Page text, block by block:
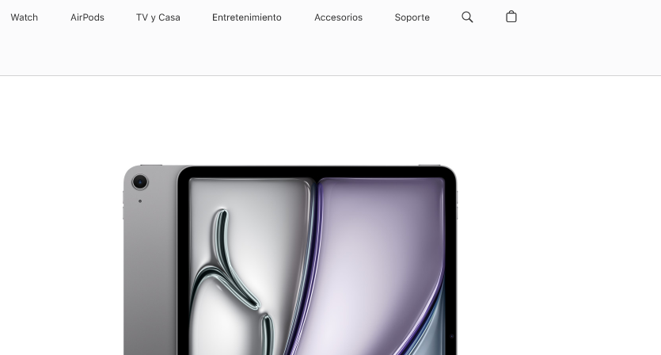
Watch AirPods TV y Casa Entretenimiento Accesorios Soporte